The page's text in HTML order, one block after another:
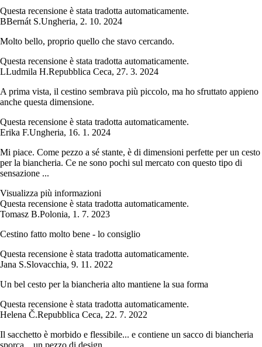
Questa recensione è stata tradotta automaticamente.
BBernát S.Ungheria, 2. 10. 2024
Molto bello, proprio quello che stavo cercando.
Questa recensione è stata tradotta automaticamente.
LLudmila H.Repubblica Ceca, 27. 3. 2024
A prima vista, il cestino sembrava più piccolo, ma ho sfruttato appieno
anche questa dimensione.
Questa recensione è stata tradotta automaticamente.
Erika F.Ungheria, 16. 1. 2024
Mi piace. Come pezzo a sé stante, è di dimensioni perfette per un cesto
per la biancheria. Ce ne sono pochi sul mercato con questo tipo di
sensazione ...
Visualizza più informazioni
Questa recensione è stata tradotta automaticamente.
Tomasz B.Polonia, 1. 7. 2023
Cestino fatto molto bene - lo consiglio
Questa recensione è stata tradotta automaticamente.
Jana S.Slovacchia, 9. 11. 2022
Un bel cesto per la biancheria alto mantiene la sua forma
Questa recensione è stata tradotta automaticamente.
Helena Č.Repubblica Ceca, 22. 7. 2022
Il sacchetto è morbido e flessibile... e contiene un sacco di biancheria